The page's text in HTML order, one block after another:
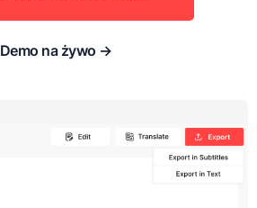
Demo na żywo →